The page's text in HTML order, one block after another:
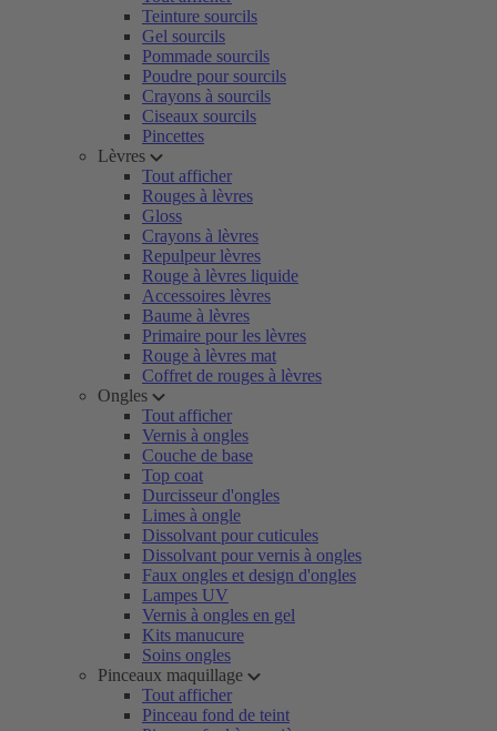
Teinture sourcils
Gel sourcils
Pommade sourcils
Poudre pour sourcils
Crayons à sourcils
Ciseaux sourcils
Pincettes
Lèvres
Tout afficher
Rouges à lèvres
Gloss
Crayons à lèvres
Repulpeur lèvres
Rouge à lèvres liquide
Accessoires lèvres
Baume à lèvres
Primaire pour les lèvres
Rouge à lèvres mat
Coffret de rouges à lèvres
Ongles
Tout afficher
Vernis à ongles
Couche de base
Top coat
Durcisseur d'ongles
Limes à ongle
Dissolvant pour cuticules
Dissolvant pour vernis à ongles
Faux ongles et design d'ongles
Lampes UV
Vernis à ongles en gel
Kits manucure
Soins ongles
Pinceaux maquillage
Tout afficher
Pinceau fond de teint